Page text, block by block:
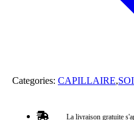
Categories: CAPILLAIRE,
La livraison gratuite